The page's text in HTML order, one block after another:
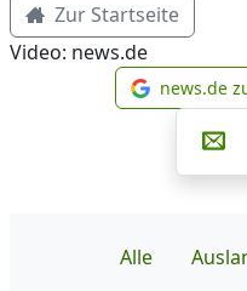
Zur Startseite
Video: news.de
news.de
Alle